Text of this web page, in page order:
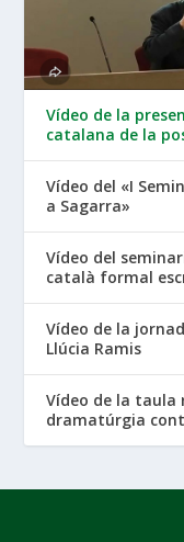
Vídeo de la
catalana de la
Vídeo del «I
a Sagarra»
Vídeo del
català formal
Vídeo de la
Llúcia Ramis
Vídeo de la taula
dramatúrgia